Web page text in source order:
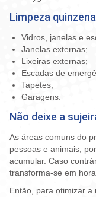
Limpeza quinzenal
Vidros, janelas e
Janelas externas;
Lixeiras externas;
Escadas de
Tapetes;
Garagens.
Não deixe a
As áreas comuns do
pessoas e animais,
acumular. Caso
transforma-se em
Então, para otimizar a